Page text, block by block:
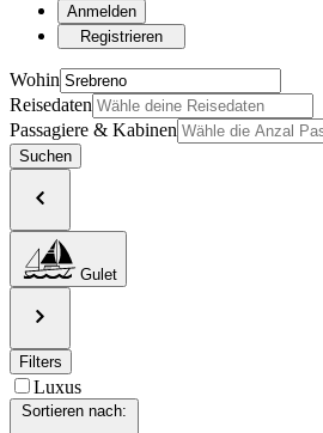
Anmelden
Registrieren
Wohin
Reisedaten
Passagiere & Kabinen
Suchen
Gulet
Filters
Luxus
Sortieren nach